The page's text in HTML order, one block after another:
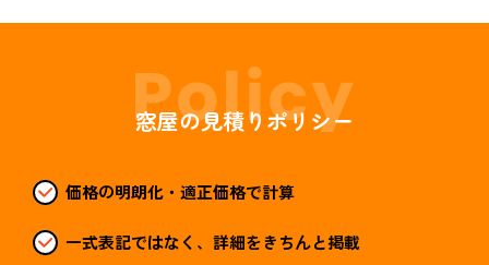
窓屋の見積りポリシー
価格の明朗化・適正価格で計算
一式表記ではなく、詳細をきちんと掲載